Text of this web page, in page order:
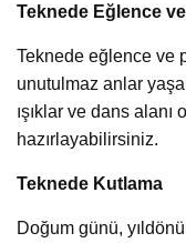
Teknede Eğlence
Teknede eğlence ve
unutulmaz anlar
ışıklar ve dans
hazırlayabilirsiniz.
Teknede Kutlama
Doğum günü,